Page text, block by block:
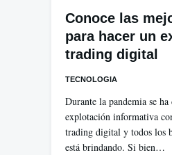
Conoce las
para hacer un
trading digital
TECNOLOGIA
Durante la pandemia se
explotación informativa
trading digital y todos los
está brindando. Si bien…